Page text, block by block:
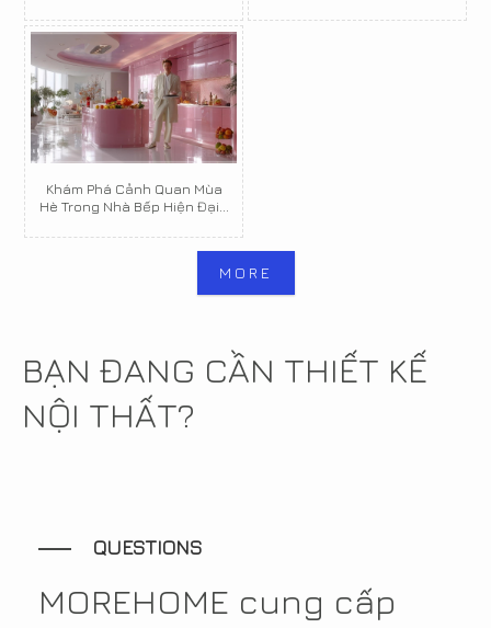
Khám Phá Cảnh Quan Mùa
Hè Trong Nhà Bếp Hiện Đại...
MORE
BẠN ĐANG CẦN THIẾT KẾ
NỘI THẤT?
QUESTIONS
MOREHOME cung cấp